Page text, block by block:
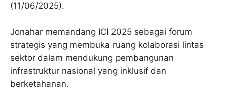
(11/06/2025).
Jonahar memandang ICI 2025 sebagai forum
strategis yang membuka ruang kolaborasi lintas
sektor dalam mendukung pembangunan
infrastruktur nasional yang inklusif dan
berketahanan.